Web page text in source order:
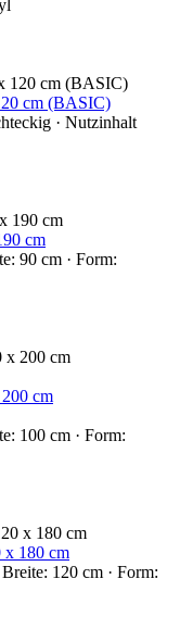
cm (BASIC)
· Nutzinhalt
cm
90 cm · Form:
cm
100 cm · Form:
x 180 cm
120 cm · Form: